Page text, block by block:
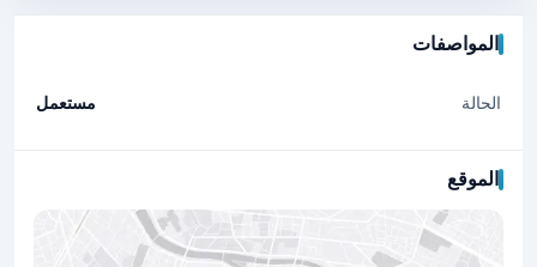
المواصفات
الحالة مستعمل
الموقع